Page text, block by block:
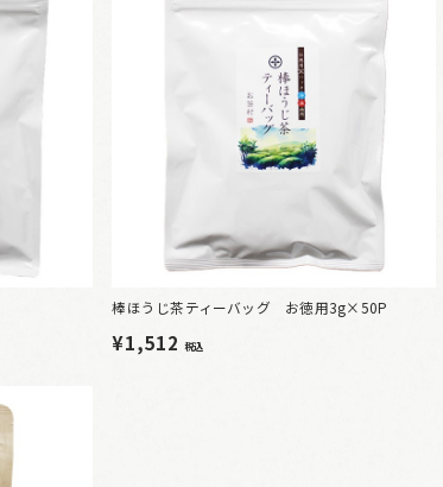
棒ほうじ茶ティーバッグ お徳用3g×50P
¥1,512 税込